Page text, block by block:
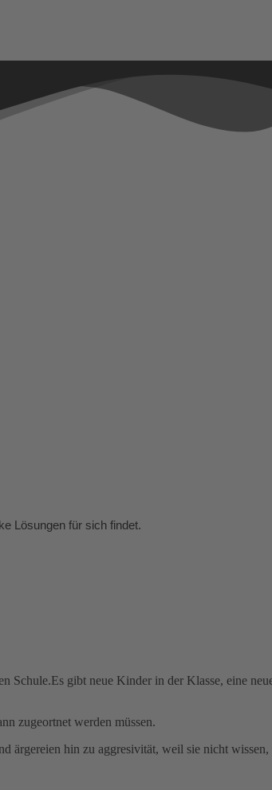
Lösungen für sich findet.
gibt neue Kinder in der Klasse, eine
zugeortnet werden müssen.
hin zu aggresivität, weil sie nicht